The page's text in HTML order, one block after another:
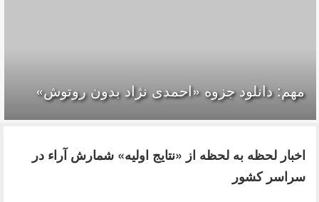
مهم: دانلود جزوه «احمدی نژاد بدون روتوش»
اخبار لحظه به لحظه از «نتایج اولیه» شمارش آراء در
سراسر کشور